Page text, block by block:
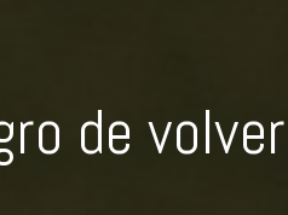
de volver